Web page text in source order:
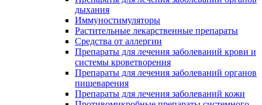
дыхания
Иммуностимуляторы
Растительные лекарственные препараты
Средства от аллергии
Препараты для лечения заболеваний крови и
системы кроветворения
Препараты для лечения заболеваний органов
пищеварения
Препараты для лечения заболеваний кожи